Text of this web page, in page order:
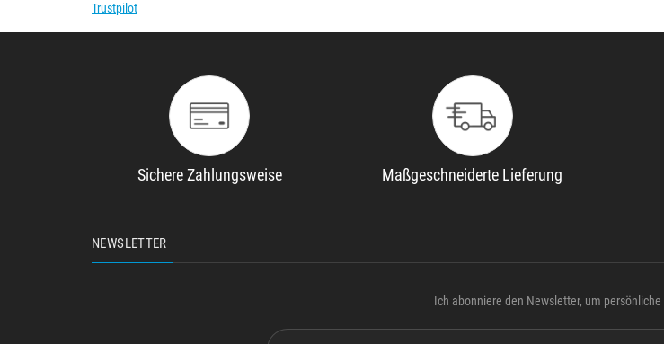
Trustpilot
Sichere Zahlungsweise Maßgeschneiderte Lieferung
NEWSLETTER
Ich abonniere den Newsletter, um